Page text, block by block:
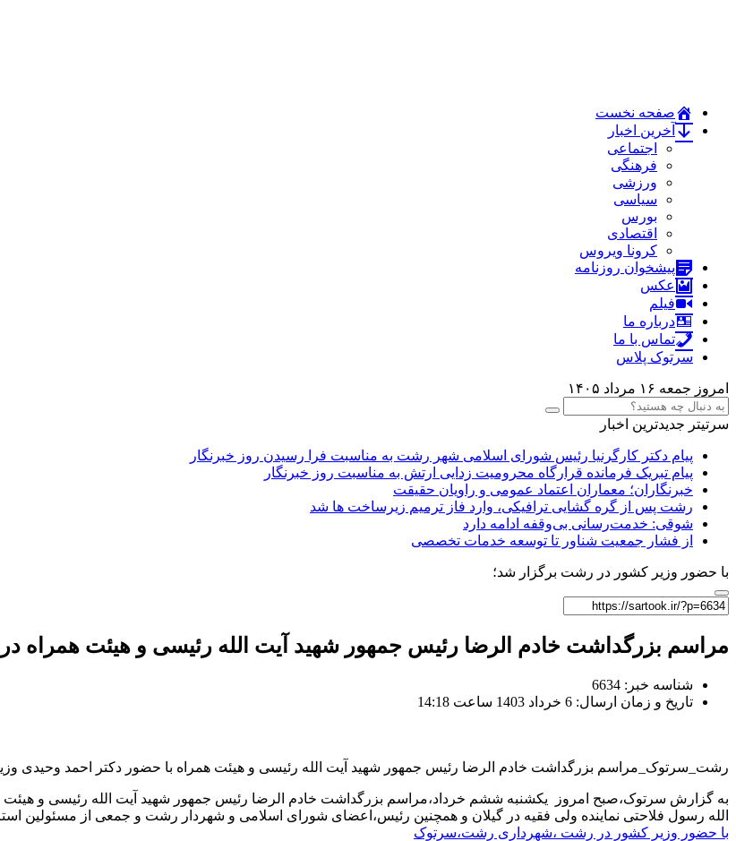
صفحه نخست
آخرین اخبار
اجتماعی
فرهنگی
ورزشی
سیاسی
بورس
اقتصادی
کرونا ویروس
پیشخوان روزنامه
عکس
فیلم
درباره ما
تماس با ما
سرتوک پلاس
امروز جمعه ۱۶ مرداد ۱۴۰۵
سرتیتر جدیدترین اخبار
پیام دکتر کارگرنیا رئیس شورای اسلامی شهر رشت به مناسبت فرا رسیدن روز خبرنگار
پیام تبریک فرمانده قرارگاه محرومیت‌ زدایی ارتش به مناسبت روز خبرنگار
خبرنگاران؛ معماران اعتماد عمومی و راویان حقیقت
رشت پس از گره گشایی ترافیکی، وارد فاز ترمیم زیرساخت ها شد
شوقی: خدمت‌رسانی بی‌وقفه ادامه دارد
از فشار جمعیت شناور تا توسعه خدمات تخصصی
با حضور وزیر کشور در رشت برگزار شد؛
مراسم بزرگداشت خادم الرضا رئیس جمهور شهید آیت الله رئیسی و هیئت همراه
شناسه خبر: 6634
تاریخ و زمان ارسال: 6 خرداد 1403 ساعت 14:18
رشت_سرتوک_مراسم بزرگداشت خادم الرضا رئیس جمهور شهید آیت الله رئیسی و هیئت همراه با حضور دکتر احمد وحیدی
به گزارش سرتوک،صبح امروز یکشنبه ششم خرداد،مراسم بزرگداشت خادم الرضا رئیس جمهور شهید آیت الله رئیسی و هیئت
الله رسول فلاحتی نماینده ولی فقیه در گیلان و همچنین رئیس،اعضای شورای اسلامی و شهردار رشت و جمعی از مسئولین
با حضور وزیر کشور در رشت ،شهرداری رشت،سرتوک